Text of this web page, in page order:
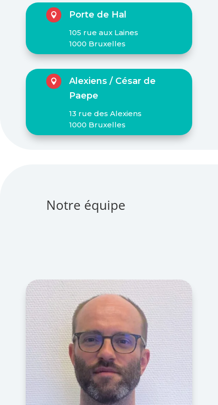
 Porte de Hal
105 rue aux Laines
1000 Bruxelles

Alexiens / César de
Paepe
13 rue des Alexiens
1000 Bruxelles
Notre équipe